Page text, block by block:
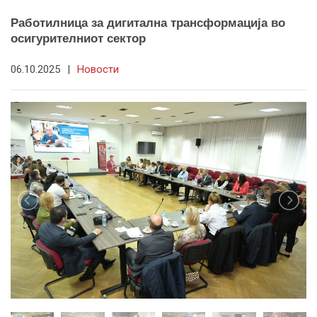
Работилница за дигитална трансформација во
осигурителниот сектор
06.10.2025 | Новости